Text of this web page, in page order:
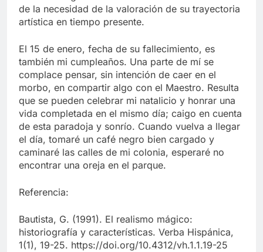
de la necesidad de la valoración de su trayectoria
artística en tiempo presente.
El 15 de enero, fecha de su fallecimiento, es
también mi cumpleaños. Una parte de mí se
complace pensar, sin intención de caer en el
morbo, en compartir algo con el Maestro. Resulta
que se pueden celebrar mi natalicio y honrar una
vida completada en el mismo día; caigo en cuenta
de esta paradoja y sonrío. Cuando vuelva a llegar
el día, tomaré un café negro bien cargado y
caminaré las calles de mi colonia, esperaré no
encontrar una oreja en el parque.
Referencia:
Bautista, G. (1991). El realismo mágico:
historiografía y características. Verba Hispánica,
1(1), 19-25. https://doi.org/10.4312/vh.1.1.19-25